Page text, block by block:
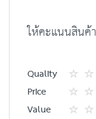
ให้คะแนนสินค้า
Quality
1
star
2
ดาว
3
ดาว
4
ดาว
5
ดาว
Price
1
2
3
4
5
Value